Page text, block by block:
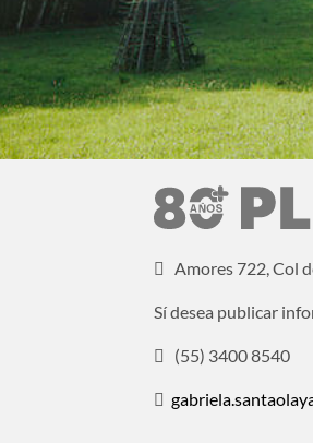
Amores 722, Col
Sí desea publicar
(55) 3400 8540